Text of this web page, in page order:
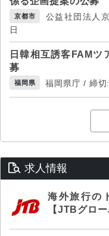
京都市
公益社団法人
日
日韓相互誘客FAMツ
募
福岡県 福岡県庁 / 締
求人情報
海外旅行の
【JTBグロ